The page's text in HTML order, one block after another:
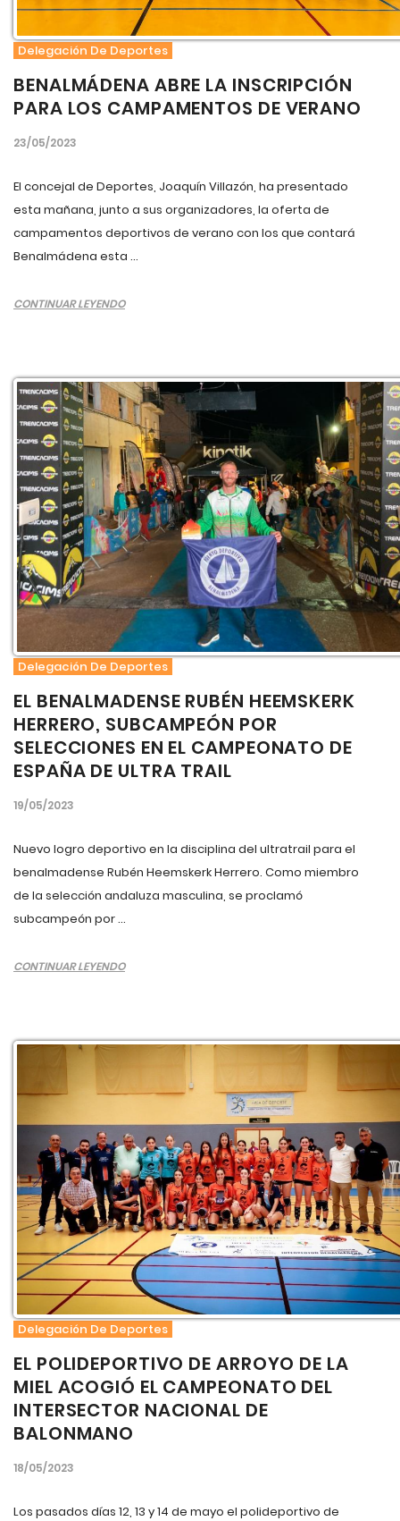
Delegación De Deportes
BENALMÁDENA ABRE LA INSCRIPCIÓN
PARA LOS CAMPAMENTOS DE VERANO
23/05/2023
El concejal de Deportes, Joaquín Villazón, ha presentado
esta mañana, junto a sus organizadores, la oferta de
campamentos deportivos de verano con los que contará
Benalmádena esta ...
CONTINUAR LEYENDO
Delegación De Deportes
EL BENALMADENSE RUBÉN HEEMSKERK
HERRERO, SUBCAMPEÓN POR
SELECCIONES EN EL CAMPEONATO DE
ESPAÑA DE ULTRA TRAIL
19/05/2023
Nuevo logro deportivo en la disciplina del ultratrail para el
benalmadense Rubén Heemskerk Herrero. Como miembro
de la selección andaluza masculina, se proclamó
subcampeón por ...
CONTINUAR LEYENDO
Delegación De Deportes
EL POLIDEPORTIVO DE ARROYO DE LA
MIEL ACOGIÓ EL CAMPEONATO DEL
INTERSECTOR NACIONAL DE
BALONMANO
18/05/2023
Los pasados días 12, 13 y 14 de mayo el polideportivo de